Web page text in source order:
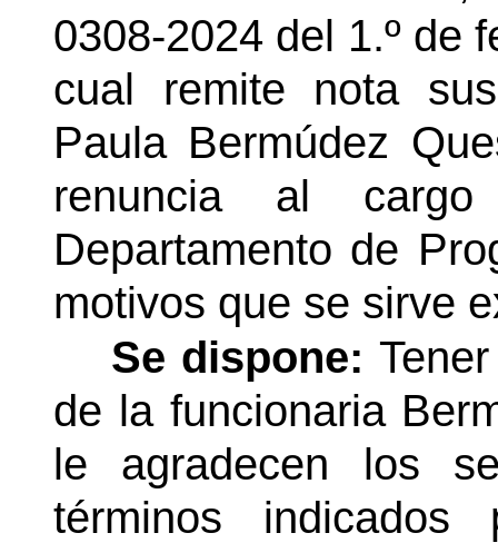
0308-2024 del 1.º de
cual remite nota
Paula Bermúdez
renuncia al
Departamento de
motivos que se sirve
Se dispone:
de la funcionaria
le agradecen los
términos